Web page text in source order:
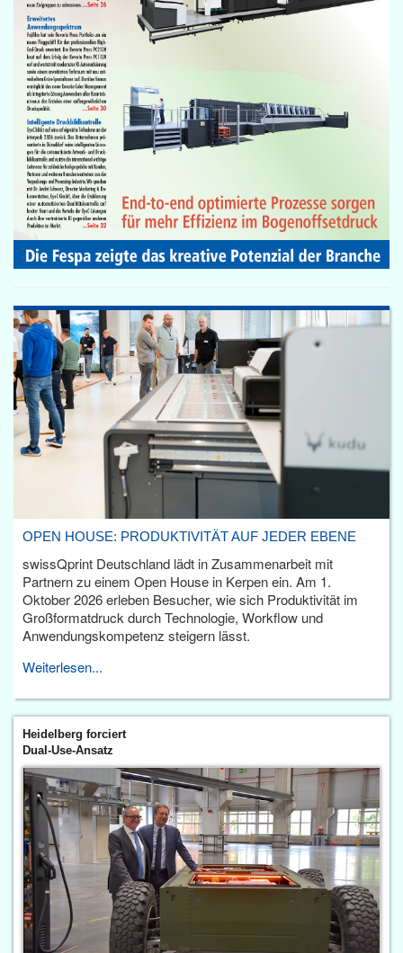
OPEN HOUSE: PRODUKTIVITÄT AUF JEDER EBENE
swissQprint Deutschland lädt in Zusammenarbeit mit
Partnern zu einem Open House in Kerpen ein. Am 1.
Oktober 2026 erleben Besucher, wie sich Produktivität im
Großformatdruck durch Technologie, Workflow und
Anwendungskompetenz steigern lässt.
Weiterlesen...
Heidelberg forciert
Dual-Use-Ansatz